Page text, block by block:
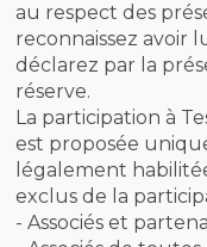
au respect des
reconnaissez avoir
déclarez par la
réserve.
La participation à
est proposée
légalement
exclus de la
- Associés et